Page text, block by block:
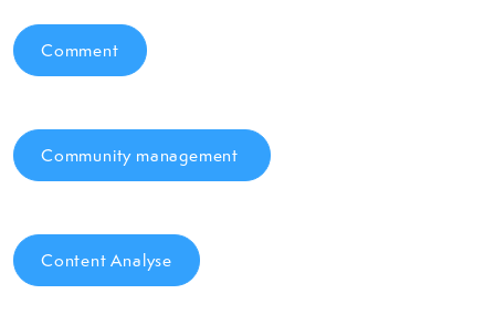
Comment
Community management
Content Analyse